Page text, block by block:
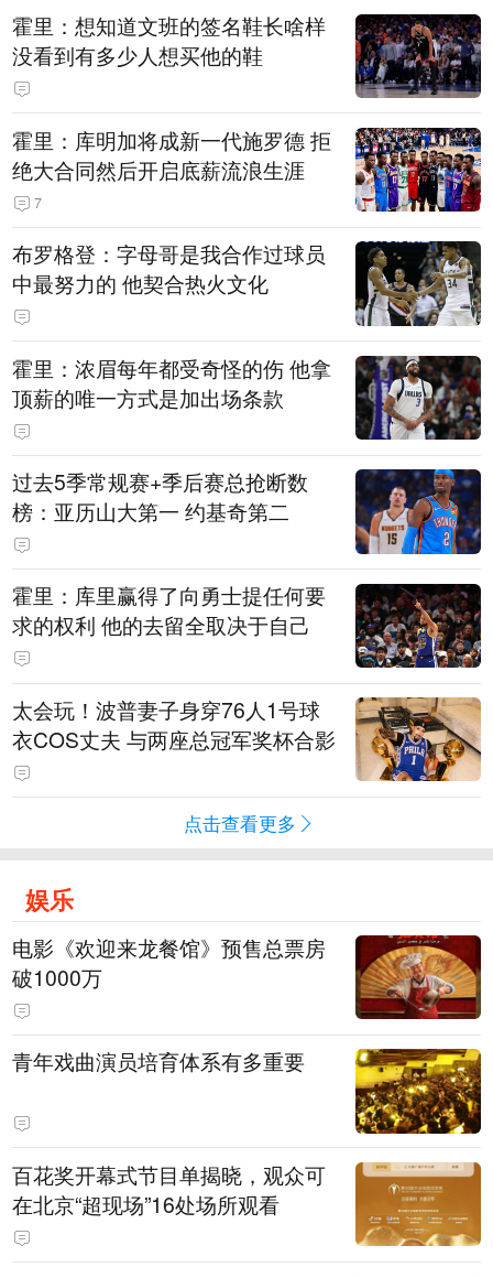
霍里：想知道文班的签名鞋长啥样
没看到有多少人想买他的鞋
霍里：库明加将成新一代施罗德 拒
绝大合同然后开启底薪流浪生涯
7
布罗格登：字母哥是我合作过球员
中最努力的 他契合热火文化
霍里：浓眉每年都受奇怪的伤 他拿
顶薪的唯一方式是加出场条款
过去5季常规赛+季后赛总抢断数
榜：亚历山大第一 约基奇第二
霍里：库里赢得了向勇士提任何要
求的权利 他的去留全取决于自己
太会玩！波普妻子身穿76人1号球
衣COS丈夫 与两座总冠军奖杯合影
点击查看更多
娱乐
电影《欢迎来龙餐馆》预售总票房
破1000万
青年戏曲演员培育体系有多重要
百花奖开幕式节目单揭晓，观众可
在北京“超现场”16处场所观看